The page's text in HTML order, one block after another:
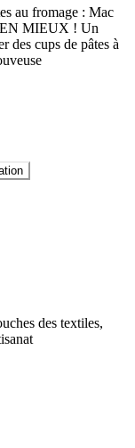
au fromage : Mac
MIEUX ! Un
des cups de pâtes à
des textiles,